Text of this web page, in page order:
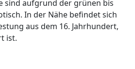
sind aufgrund der grünen bis
In der Nähe befindet sich
aus dem 16. Jahrhundert,
ist.